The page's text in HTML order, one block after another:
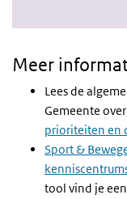
Meer
Lees de
Gemeente over
prioriteiten en
Sport &
tool vind je